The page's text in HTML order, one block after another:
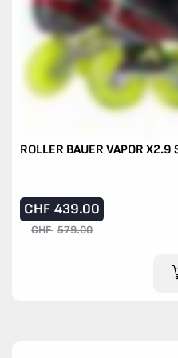
ROLLER BAUER VAPOR X2.9
CHF 439.00
CHF 579.00